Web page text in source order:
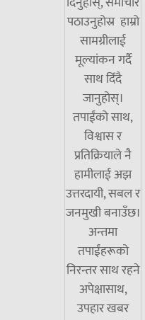
पठाउनुहोस्र हाम्रो
सामग्रीलाई
मूल्यांकन गर्दै
साथ दिँदै
जानुहोस्।
तपाईंको साथ,
विश्वास र
प्रतिक्रियाले नै
हामीलाई अझ
उत्तरदायी, सबल र
जनमुखी बनाउँछ।
अन्तमा
तपाईंहरूको
निरन्तर साथ रहने
अपेक्षासाथ,
उपहार खबर